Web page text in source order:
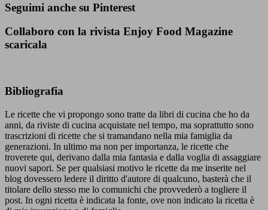
Seguimi anche su Pinterest
Collaboro con la rivista Enjoy Food Magazine
scaricala
Bibliografia
Le ricette che vi propongo sono tratte da libri di cucina che ho da
anni, da riviste di cucina acquistate nel tempo, ma soprattutto sono
trascrizioni di ricette che si tramandano nella mia famiglia da
generazioni. In ultimo ma non per importanza, le ricette che
troverete qui, derivano dalla mia fantasia e dalla voglia di assaggiare
nuovi sapori. Se per qualsiasi motivo le ricette da me inserite nel
blog dovessero ledere il diritto d'autore di qualcuno, basterà che il
titolare dello stesso me lo comunichi che provvederò a togliere il
post. In ogni ricetta è indicata la fonte, ove non indicato la ricetta è